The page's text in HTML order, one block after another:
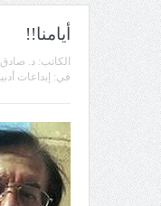
أيامنا!!
الكاتب: د. صادق
في: إبداعات